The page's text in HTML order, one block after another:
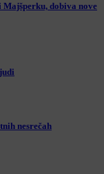
dobiva nove
nesrečah